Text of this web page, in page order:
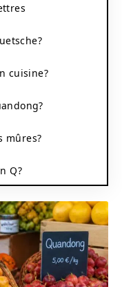
cuisine?
mûres?
Q?